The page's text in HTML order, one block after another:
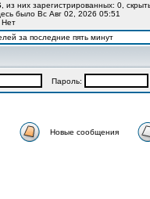
, из них зарегистрированных: 0,
было Вс Авг 02, 2026 05:51
Нет
за последние пять минут
Пароль:
Новые сообщения